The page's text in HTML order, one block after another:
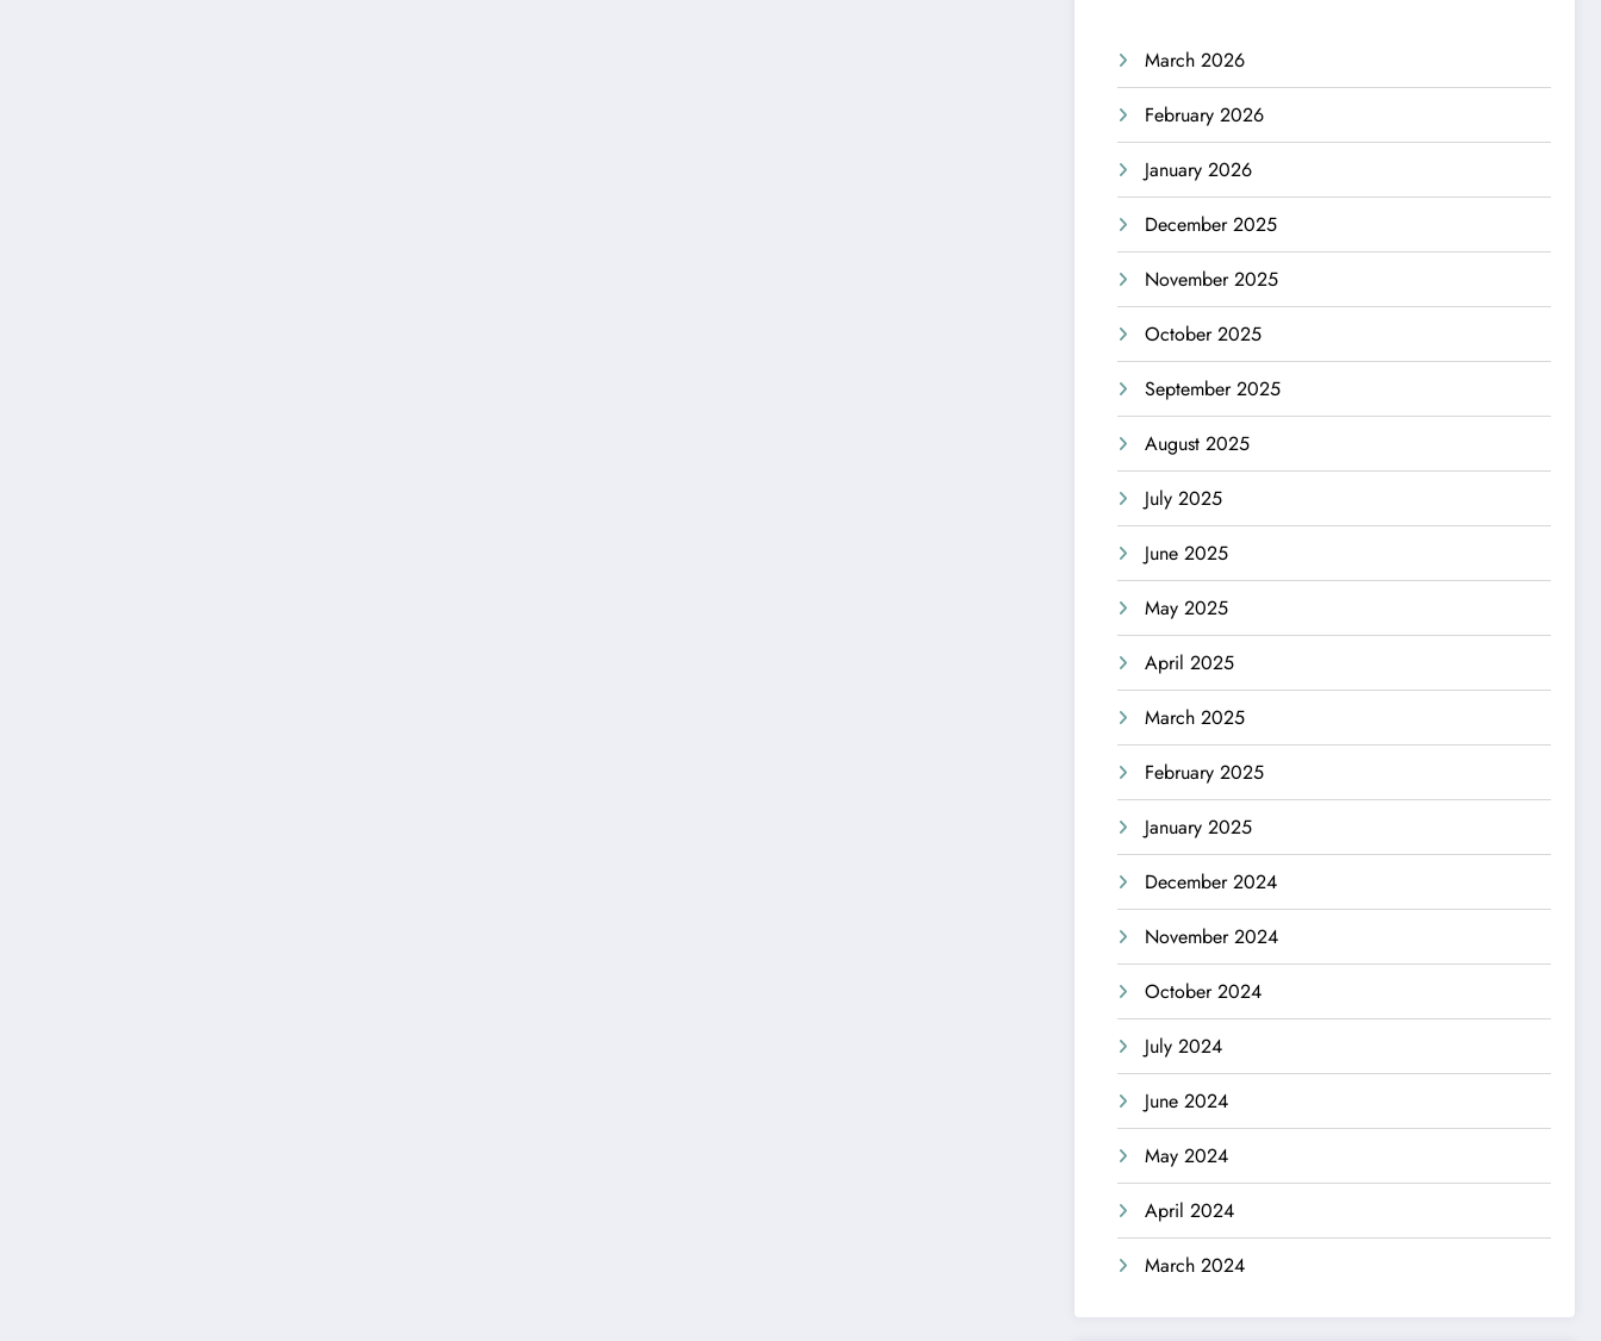
March 2026
February 2026
January 2026
December 2025
November 2025
October 2025
September 2025
August 2025
July 2025
June 2025
May 2025
April 2025
March 2025
February 2025
January 2025
December 2024
November 2024
October 2024
July 2024
June 2024
May 2024
April 2024
March 2024